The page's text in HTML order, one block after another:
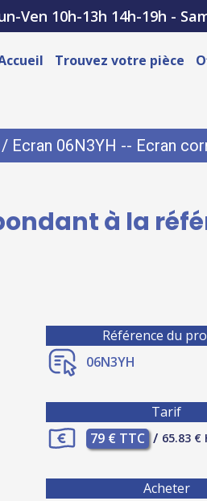
Ven 10h-13h 14h-19h -
Trouvez votre pièce
/ Ecran 06N3YH -- Ecran
à la
Référence du
06N3YH
Tarif
79 € TTC / 65.83 €
Acheter